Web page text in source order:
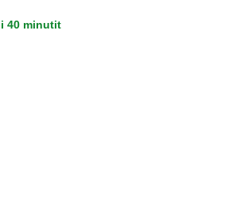
40 minutit